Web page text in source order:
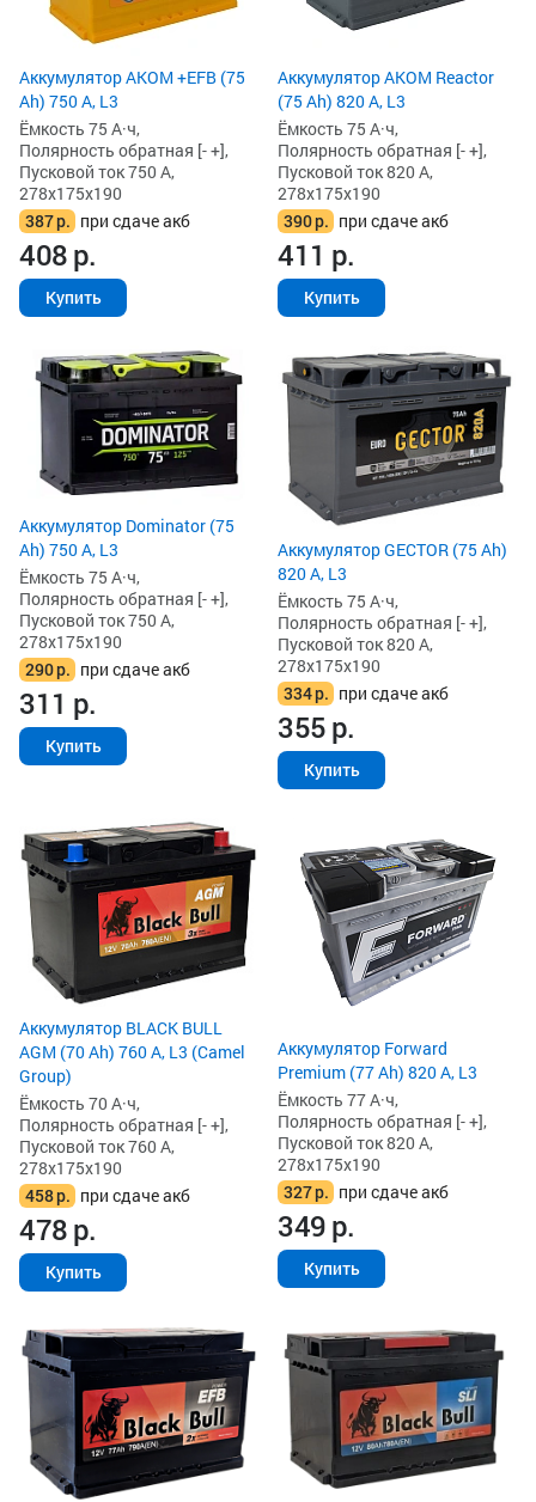
Аккумулятор AKOM +EFB (75
Ah) 750 А, L3
Ёмкость 75 А·ч,
Полярность обратная [- +],
Пусковой ток 750 А,
278x175x190
387р. при сдаче акб
408р.
Купить
Аккумулятор AKOM Reactor
(75 Ah) 820 А, L3
Ёмкость 75 А·ч,
Полярность обратная [- +],
Пусковой ток 820 А,
278x175x190
390р. при сдаче акб
411 р.
Купить
Аккумулятор Dominator (75
Ah) 750 А, L3
Ёмкость 75 А·ч,
Полярность обратная [- +],
Пусковой ток 750 А,
278x175x190
290р. при сдаче акб
311 р.
Купить
Аккумулятор GECTOR (75 Ah)
820 А, L3
Ёмкость 75 А·ч,
Полярность обратная [- +],
Пусковой ток 820 А,
278x175x190
334р. при сдаче акб
355р.
Купить
Аккумулятор BLACK BULL
AGM (70 Ah) 760 А, L3 (Camel
Group)
Ёмкость 70 А·ч,
Полярность обратная [- +],
Пусковой ток 760 А,
278x175x190
458р. при сдаче акб
478р.
Купить
Аккумулятор Forward
Premium (77 Ah) 820 А, L3
Ёмкость 77 А·ч,
Полярность обратная [- +],
Пусковой ток 820 А,
278x175x190
327р. при сдаче акб
349р.
Купить